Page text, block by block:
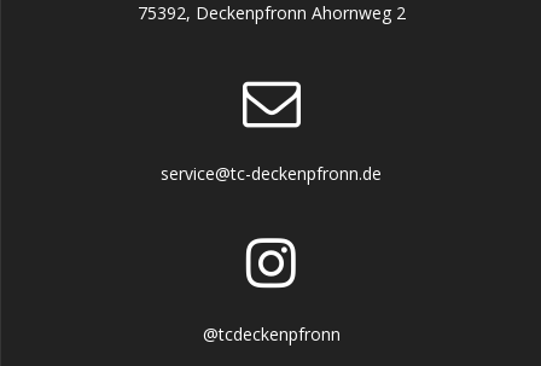
75392, Deckenpfronn Ahornweg 2
service@tc-deckenpfronn.de
@tcdeckenpfronn